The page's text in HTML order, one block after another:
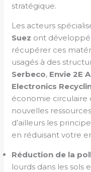
stratégique.
Les acteurs
Suez ont
récupérer ces
usagés à des
Serbeco, Envie 2E
Electronics
économie circulaire
nouvelles
d’ailleurs les
en réduisant votre
Réduction de la
lourds dans les sols